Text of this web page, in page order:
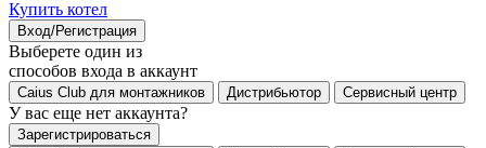
Купить котел
Вход/Регистрация
Выберете один из
способов входа в аккаунт
Caius Club для монтажников Дистрибьютор Сервисный центр
У вас еще нет аккаунта?
Зарегистрироваться